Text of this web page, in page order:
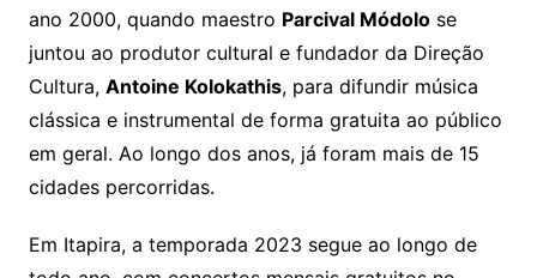
ano 2000, quando maestro Parcival Módolose
juntou ao produtor cultural e fundador da Direção
Cultura, Antoine Kolokathis, para difundir música
clássica e instrumental de forma gratuita ao público
em geral. Ao longo dos anos, já foram mais de 15
cidades percorridas.
Em Itapira, a temporada 2023 segue ao longo de